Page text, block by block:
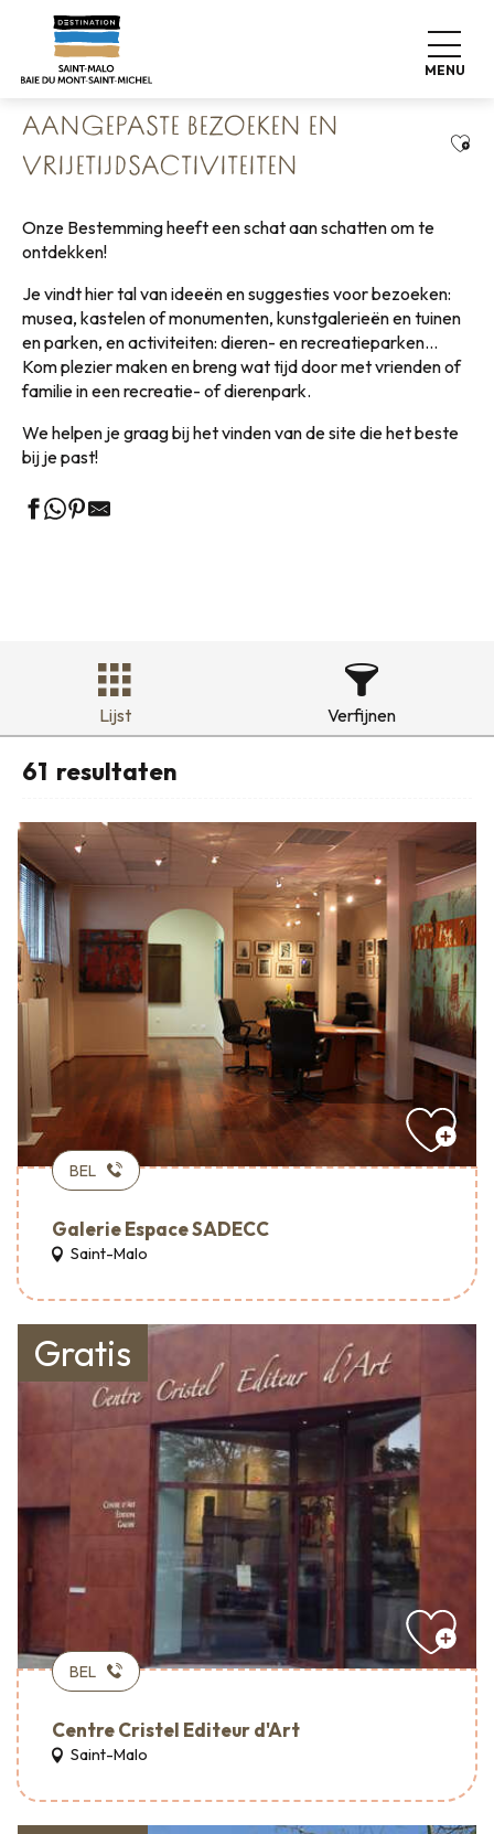
contenu
MENU
Home Koffers pakken
Aangepaste bezoeken en vrijetijdsactiviteiten
AANGEPASTE BEZOEKEN EN
VRIJETIJDSACTIVITEITEN
Onze Bestemming heeft een schat aan schatten om te
ontdekken!
Je vindt hier tal van ideeën en suggesties voor bezoeken:
musea, kastelen of monumenten, kunstgalerieën en tuinen
en parken, en activiteiten: dieren- en recreatieparken…
Kom plezier maken en breng wat tijd door met vrienden of
familie in een recreatie- of dierenpark.
We helpen je graag bij het vinden van de site die het beste
bij je past!
Lijst Verfijnen
61 resultaten
BEL
Galerie Espace SADECC
Saint-Malo
Gratis
BEL
Centre Cristel Editeur d'Art
Saint-Malo